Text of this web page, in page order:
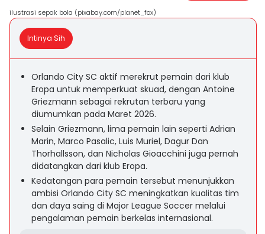
ilustrasi sepak bola (pixabay.com/planet_fox)
Intinya Sih
Orlando City SC aktif merekrut pemain dari klub
Eropa untuk memperkuat skuad, dengan Antoine
Griezmann sebagai rekrutan terbaru yang
diumumkan pada Maret 2026.
Selain Griezmann, lima pemain lain seperti Adrian
Marin, Marco Pasalic, Luis Muriel, Dagur Dan
Thorhallsson, dan Nicholas Gioacchini juga pernah
didatangkan dari klub Eropa.
Kedatangan para pemain tersebut menunjukkan
ambisi Orlando City SC meningkatkan kualitas tim
dan daya saing di Major League Soccer melalui
pengalaman pemain berkelas internasional.